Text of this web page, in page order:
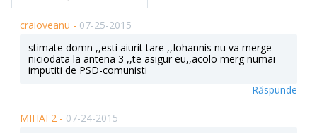
craioveanu - 07-25-2015
stimate domn ,,esti aiurit tare ,,Iohannis nu va merge
niciodata la antena 3 ,,te asigur eu,,acolo merg numai
imputiti de PSD-comunisti
Răspunde
MIHAI 2 - 07-24-2015